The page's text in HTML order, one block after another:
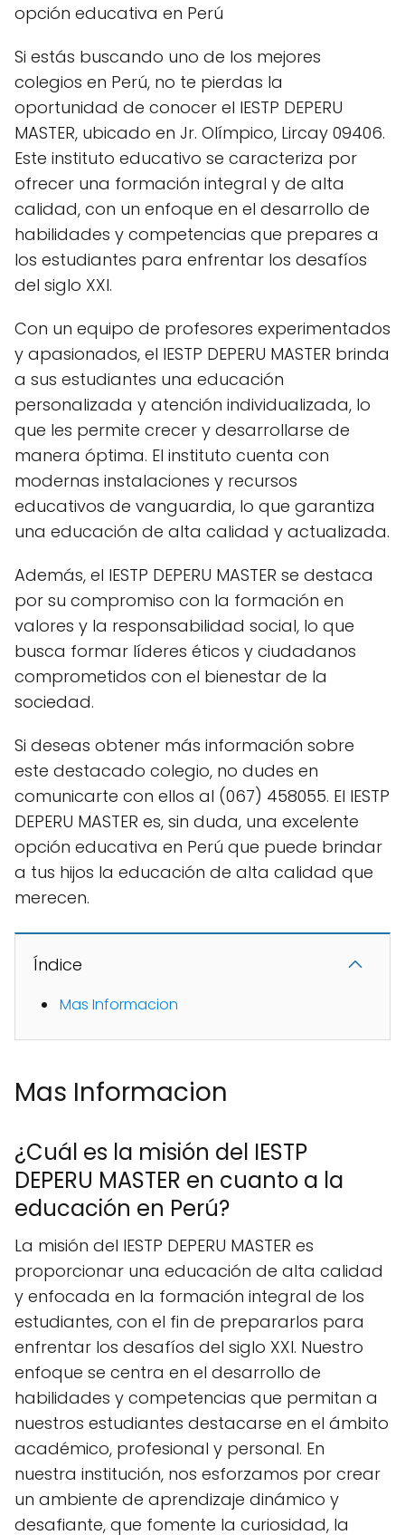
opción educativa en Perú
Si estás buscando uno de los mejores
colegios en Perú, no te pierdas la
oportunidad de conocer el IESTP DEPERU
MASTER, ubicado en Jr. Olímpico, Lircay 09406.
Este instituto educativo se caracteriza por
ofrecer una formación integral y de alta
calidad, con un enfoque en el desarrollo de
habilidades y competencias que prepares a
los estudiantes para enfrentar los desafíos
del siglo XXI.
Con un equipo de profesores experimentados
y apasionados, el IESTP DEPERU MASTER brinda
a sus estudiantes una educación
personalizada y atención individualizada, lo
que les permite crecer y desarrollarse de
manera óptima. El instituto cuenta con
modernas instalaciones y recursos
educativos de vanguardia, lo que garantiza
una educación de alta calidad y actualizada.
Además, el IESTP DEPERU MASTER se destaca
por su compromiso con la formación en
valores y la responsabilidad social, lo que
busca formar líderes éticos y ciudadanos
comprometidos con el bienestar de la
sociedad.
Si deseas obtener más información sobre
este destacado colegio, no dudes en
comunicarte con ellos al (067) 458055. El IESTP
DEPERU MASTER es, sin duda, una excelente
opción educativa en Perú que puede brindar
a tus hijos la educación de alta calidad que
merecen.
Índice
Mas Informacion
Mas Informacion
¿Cuál es la misión del IESTP
DEPERU MASTER en cuanto a la
educación en Perú?
La misión del IESTP DEPERU MASTER es
proporcionar una educación de alta calidad
y enfocada en la formación integral de los
estudiantes, con el fin de prepararlos para
enfrentar los desafíos del siglo XXI. Nuestro
enfoque se centra en el desarrollo de
habilidades y competencias que permitan a
nuestros estudiantes destacarse en el ámbito
académico, profesional y personal. En
nuestra institución, nos esforzamos por crear
un ambiente de aprendizaje dinámico y
desafiante, que fomente la curiosidad, la